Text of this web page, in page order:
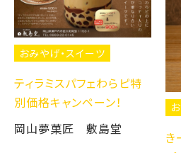
おみやげ・スイーツ
ティラミスパフェわらピ特
別価格キャンペーン！
岡山夢菓匠 敷島堂
き